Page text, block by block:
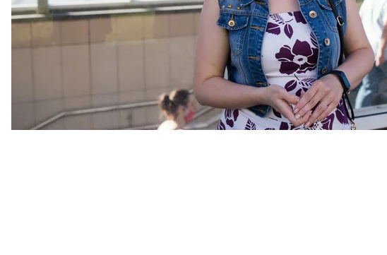
было еще и потому, что я не верила в свои силы. Кроме того
в Киеве, оренду жилья, а еще и надо было подстраховаться,
о чем не жалею, работаю в университете Шевченко. Но если
посмотреть, как это происходит, понять свой балл и
поступить в более престижное учебное заведение.